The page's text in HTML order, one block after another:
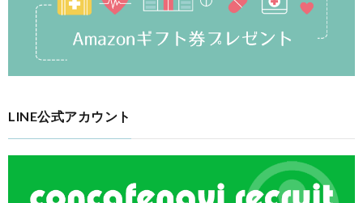
LINE公式アカウント